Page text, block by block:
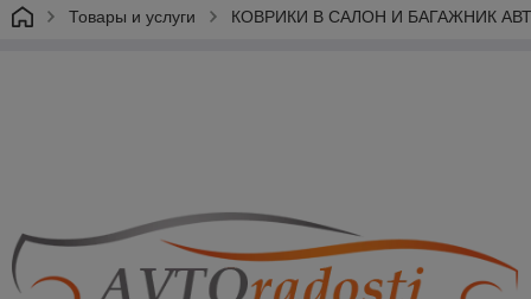
Товары и услуги КОВРИКИ В САЛОН И БАГАЖНИК